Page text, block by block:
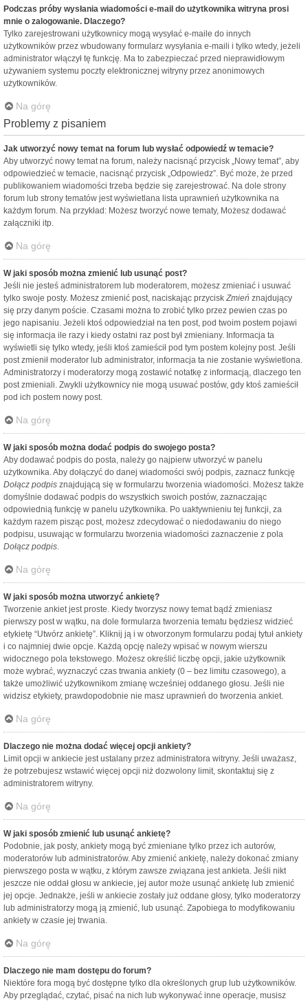
Podczas próby wysłania wiadomości e-mail do użytkownika witryna prosi
mnie o zalogowanie. Dlaczego?
Tylko zarejestrowani użytkownicy mogą wysyłać e-maile do innych
użytkowników przez wbudowany formularz wysyłania e-maili i tylko wtedy, jeżeli
administrator włączył tę funkcję. Ma to zabezpieczać przed nieprawidłowym
używaniem systemu poczty elektronicznej witryny przez anonimowych
użytkowników.
Na górę
Problemy z pisaniem
Jak utworzyć nowy temat na forum lub wysłać odpowiedź w temacie?
Aby utworzyć nowy temat na forum, należy nacisnąć przycisk „Nowy temat”, aby
odpowiedzieć w temacie, nacisnąć przycisk „Odpowiedz”. Być może, że przed
publikowaniem wiadomości trzeba będzie się zarejestrować. Na dole strony
forum lub strony tematów jest wyświetlana lista uprawnień użytkownika na
każdym forum. Na przykład: Możesz tworzyć nowe tematy, Możesz dodawać
załączniki itp.
Na górę
W jaki sposób można zmienić lub usunąć post?
Jeśli nie jesteś administratorem lub moderatorem, możesz zmieniać i usuwać
tylko swoje posty. Możesz zmienić post, naciskając przycisk Zmień znajdujący
się przy danym poście. Czasami można to zrobić tylko przez pewien czas po
jego napisaniu. Jeżeli ktoś odpowiedział na ten post, pod twoim postem pojawi
się informacja ile razy i kiedy ostatni raz post był zmieniany. Informacja ta
wyświetli się tylko wtedy, jeśli ktoś zamieścił pod tym postem kolejny post. Jeśli
post zmienił moderator lub administrator, informacja ta nie zostanie wyświetlona.
Administratorzy i moderatorzy mogą zostawić notatkę z informacją, dlaczego ten
post zmieniali. Zwykli użytkownicy nie mogą usuwać postów, gdy ktoś zamieścił
pod ich postem nowy post.
Na górę
W jaki sposób można dodać podpis do swojego posta?
Aby dodawać podpis do posta, należy go najpierw utworzyć w panelu
użytkownika. Aby dołączyć do danej wiadomości swój podpis, zaznacz funkcję
Dołącz podpis znajdującą się w formularzu tworzenia wiadomości. Możesz także
domyślnie dodawać podpis do wszystkich swoich postów, zaznaczając
odpowiednią funkcję w panelu użytkownika. Po uaktywnieniu tej funkcji, za
każdym razem pisząc post, możesz zdecydować o niedodawaniu do niego
podpisu, usuwając w formularzu tworzenia wiadomości zaznaczenie z pola
Dołącz podpis.
Na górę
W jaki sposób można utworzyć ankietę?
Tworzenie ankiet jest proste. Kiedy tworzysz nowy temat bądź zmieniasz
pierwszy post w wątku, na dole formularza tworzenia tematu będziesz widzieć
etykietę “Utwórz ankietę”. Kliknij ją i w otworzonym formularzu podaj tytuł ankiety
i co najmniej dwie opcje. Każdą opcję należy wpisać w nowym wierszu
widocznego pola tekstowego. Możesz określić liczbę opcji, jakie użytkownik
może wybrać, wyznaczyć czas trwania ankiety (0 – bez limitu czasowego), a
także umożliwić użytkownikom zmianę wcześniej oddanego głosu. Jeśli nie
widzisz etykiety, prawdopodobnie nie masz uprawnień do tworzenia ankiet.
Na górę
Dlaczego nie można dodać więcej opcji ankiety?
Limit opcji w ankiecie jest ustalany przez administratora witryny. Jeśli uważasz,
że potrzebujesz wstawić więcej opcji niż dozwolony limit, skontaktuj się z
administratorem witryny.
Na górę
W jaki sposób zmienić lub usunąć ankietę?
Podobnie, jak posty, ankiety mogą być zmieniane tylko przez ich autorów,
moderatorów lub administratorów. Aby zmienić ankietę, należy dokonać zmiany
pierwszego posta w wątku, z którym zawsze związana jest ankieta. Jeśli nikt
jeszcze nie oddał głosu w ankiecie, jej autor może usunąć ankietę lub zmienić
jej opcje. Jednakże, jeśli w ankiecie zostały już oddane głosy, tylko moderatorzy
lub administratorzy mogą ją zmienić, lub usunąć. Zapobiega to modyfikowaniu
ankiety w czasie jej trwania.
Na górę
Dlaczego nie mam dostępu do forum?
Niektóre fora mogą być dostępne tylko dla określonych grup lub użytkowników.
Aby przeglądać, czytać, pisać na nich lub wykonywać inne operacje, musisz